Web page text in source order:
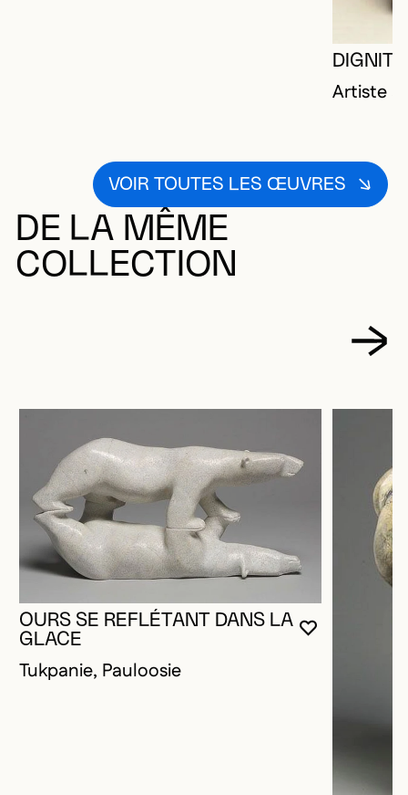
Artiste
VOIR TOUTES LES ŒUVRES
DE LA MÊME
COLLECTION
VOUS
FERMER
OUVRIR LA
OURS SE REFLÉTANT DANS LA
GLACE
Tukpanie, Pauloosie